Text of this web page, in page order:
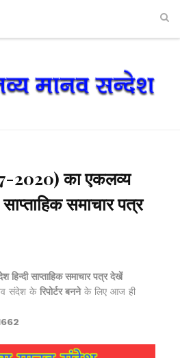
2020) का एकलव्य
समाचार पत्र
हिन्दी साप्ताहिक समाचार पत्र देखें
संदेश के रिपोर्टर बननेके लिए आज ही